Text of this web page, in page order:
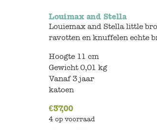
Louimax and Stella
Louiemax and Stella little
ravotten en knuffelen echte
Hoogte 11 cm
Gewicht 0,01 kg
Vanaf 3 jaar
katoen
€37,00
4 op voorraad